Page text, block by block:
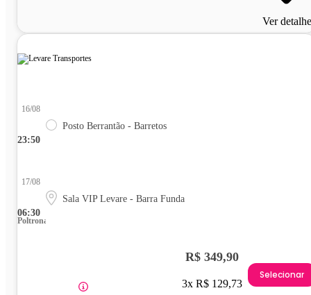
Ver
23:50
16/08
Posto Berrantão - Barretos
06:30
17/08
Sala VIP Levare - Barra Funda
Poltrona
R$ 349,90
3x R$ 129,73
Selecionar